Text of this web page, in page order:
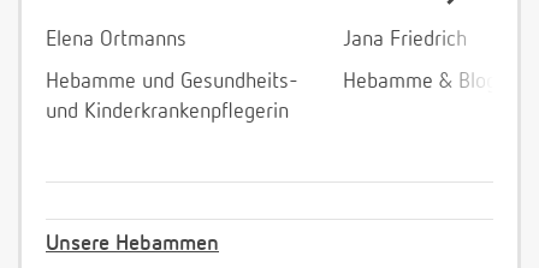
Elena Ortmanns
Hebamme und Gesundheits-
und Kinderkrankenpflegerin
Jana Friedrich
Hebamme &
Unsere Hebammen